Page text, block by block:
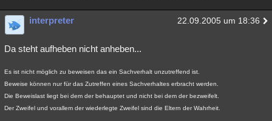
interpreter 22.09.2005 um 18:36
Da steht aufheben nicht anheben...
Es ist nicht möglich zu beweisen das ein Sachverhalt unzutreffend ist.
Beweise können nur für das Zutreffen eines Sachverhaltes erbracht werden.
Die Beweislast liegt bei dem der behauptet und nicht bei dem der bezweifelt.
Der Zweifel und vorallem der wiederlegte Zweifel sind die Eltern der Wahrheit.